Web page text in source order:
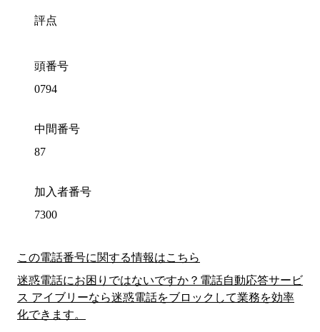
評点
頭番号
0794
中間番号
87
加入者番号
7300
この電話番号に関する情報はこちら
迷惑電話にお困りではないですか？電話自動応答サービ
ス アイブリーなら迷惑電話をブロックして業務を効率
化できます。